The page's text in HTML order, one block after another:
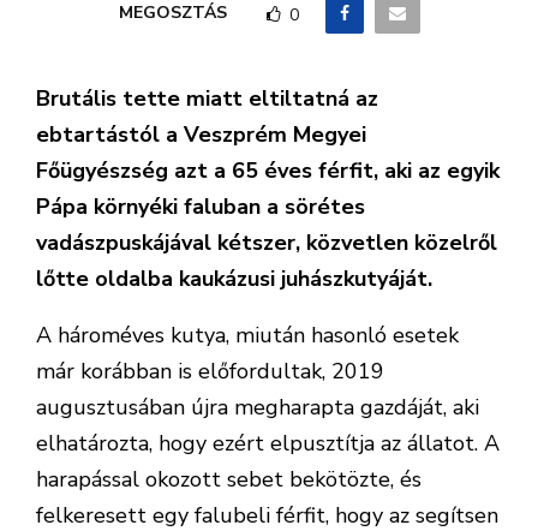
MEGOSZTÁS 0
Brutális tette miatt eltiltatná az
ebtartástól a Veszprém Megyei
Főügyészség azt a 65 éves férfit, aki az egyik
Pápa környéki faluban a sörétes
vadászpuskájával kétszer, közvetlen közelről
lőtte oldalba kaukázusi juhászkutyáját.
A hároméves kutya, miután hasonló esetek
már korábban is előfordultak, 2019
augusztusában újra megharapta gazdáját, aki
elhatározta, hogy ezért elpusztítja az állatot. A
harapással okozott sebet bekötözte, és
felkeresett egy falubeli férfit, hogy az segítsen